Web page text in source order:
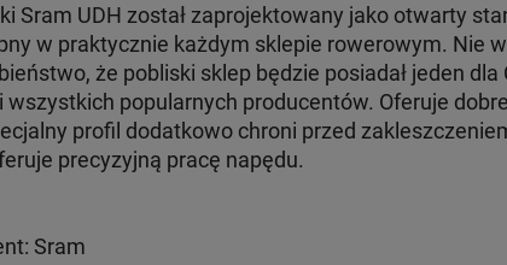
Sram UDH został zaprojektowany jako otwarty
w praktycznie każdym sklepie rowerowym. Nie
że pobliski sklep będzie posiadał jeden
wszystkich popularnych producentów. Oferuje
profil dodatkowo chroni przed
precyzyjną pracę napędu.
Sram